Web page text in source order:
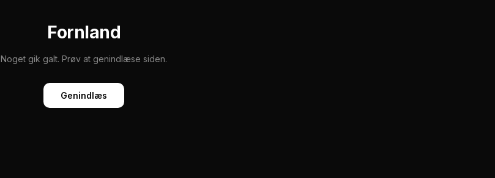
Fornland
Noget gik galt. Prøv at genindlæse siden.
Genindlæs